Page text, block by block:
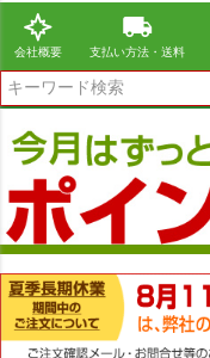
会社概要 支払い方法・送料